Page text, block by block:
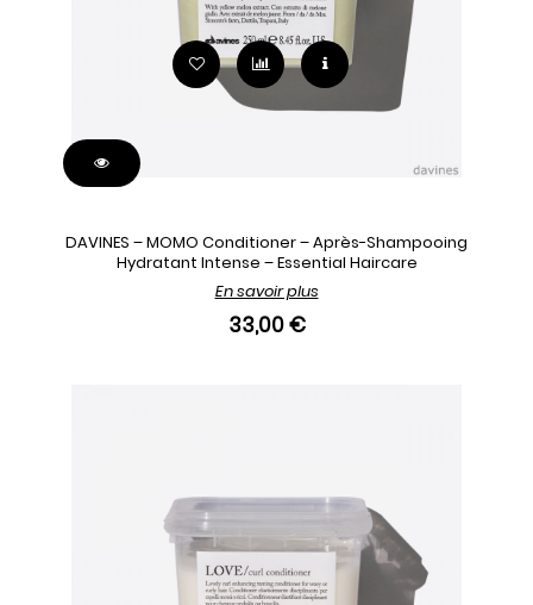
DAVINES – MOMO Conditioner – Après-Shampooing
Hydratant Intense – Essential Haircare
En savoir plus
33,00 €